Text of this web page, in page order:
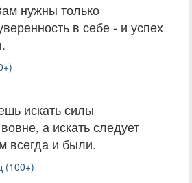
нужны только
в себе - и успех
искать силы
а искать следует
всегда и были.
(100+)